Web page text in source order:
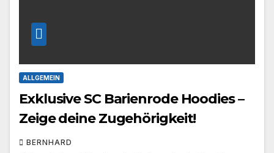
ALLGEMEIN
Exklusive SC Barienrode Hoodies –
Zeige deine Zugehörigkeit!
BERNHARD